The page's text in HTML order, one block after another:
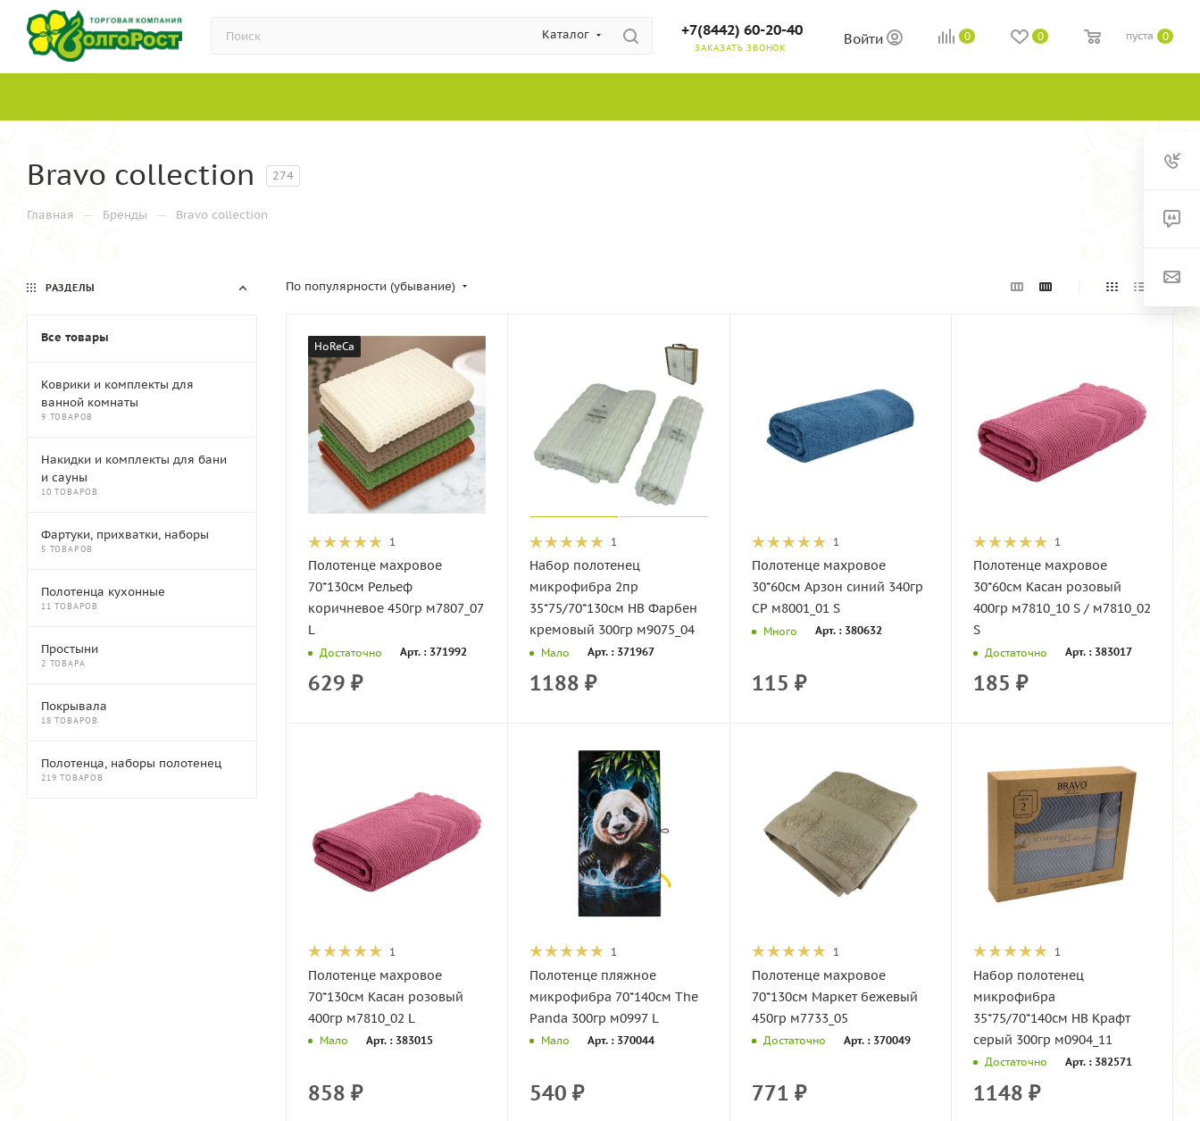
Каталог +7(8442) 60-20-40
ЗАКАЗАТЬ ЗВОНОК
Войти 0 0 0
пуста
Bravo collection 274
Главная — Бренды — Bravo collection
По популярности (убывание)
HoReCa
1
Полотенце махровое
70*130см Рельеф
коричневое 450гр м7807_07
L
Достаточно Арт. : 371992
629 ₽
1
Набор полотенец
микрофибра 2пр
35*75/70*130см НВ Фарбен
кремовый 300гр м9075_04
Мало Арт. : 371967
1188 ₽
1
Полотенце махровое
30*60см Арзон синий 340гр
СР м8001_01 S
Много Арт. : 380632
115 ₽
1
Полотенце махровое
30*60см Касан розовый
400гр м7810_10 S / м7810_02
S
Достаточно Арт. : 383017
185 ₽
1
Полотенце махровое
70*130см Касан розовый
400гр м7810_02 L
Мало Арт. : 383015
858 ₽
1
Полотенце пляжное
микрофибра 70*140см The
Panda 300гр м0997 L
Мало Арт. : 370044
540 ₽
1
Полотенце махровое
70*130см Маркет бежевый
450гр м7733_05
Достаточно Арт. : 370049
771 ₽
1
Набор полотенец
микрофибра
35*75/70*140см НВ Крафт
серый 300гр м0904_11
Достаточно Арт. : 382571
1148 ₽
РАЗДЕЛЫ
Все товары
Коврики и комплекты для
ванной комнаты
9 ТОВАРОВ
Накидки и комплекты для бани
и сауны
10 ТОВАРОВ
Фартуки, прихватки, наборы
5 ТОВАРОВ
Полотенца кухонные
11 ТОВАРОВ
Простыни
2 ТОВАРА
Покрывала
18 ТОВАРОВ
Полотенца, наборы полотенец
219 ТОВАРОВ